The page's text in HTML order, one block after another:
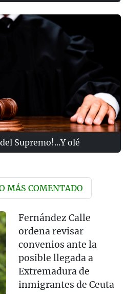
Supremo!...Y olé
MÁS COMENTADO
Fernández Calle
ordena revisar
convenios ante la
posible llegada a
Extremadura de
inmigrantes de Ceuta